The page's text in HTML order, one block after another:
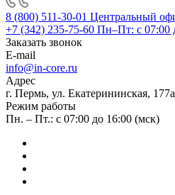
8 (800) 511-30-01 Центральный
+7 (342) 235-75-60 Пн–Пт: с 07:00
Заказать звонок
E-mail
info@in-core.ru
Адрес
г. Пермь, ул. ​Екатерининская,
Режим работы
Пн. – Пт.: с 07:00 до 16:00 (мск)